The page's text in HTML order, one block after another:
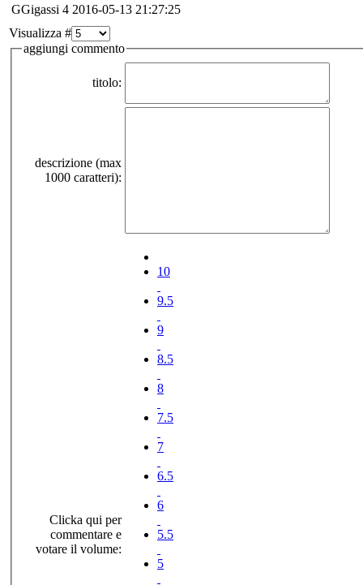
GGigassi 4 2016-05-13 21:27:25
Visualizza #
aggiungi commento
titolo:
descrizione (max
1000 caratteri):
Clicka qui per
commentare e
votare il volume:
10
9.5
9
8.5
8
7.5
7
6.5
6
5.5
5